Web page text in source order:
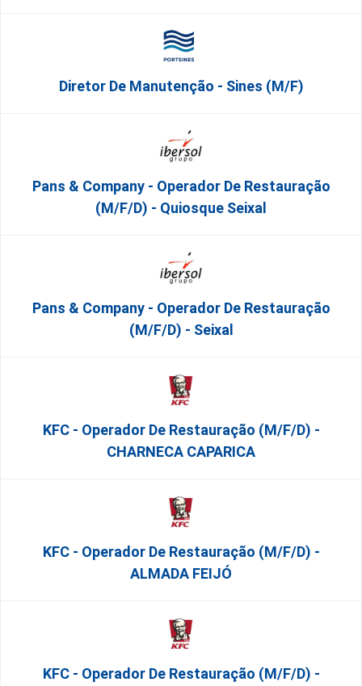
Diretor De Manutenção - Sines (m/f)
Pans & Company - Operador De Restauração
(m/f/d) - Quiosque Seixal
Pans & Company - Operador De Restauração
(m/f/d) - Seixal
KFC - Operador De Restauração (m/f/d) -
CHARNECA CAPARICA
KFC - Operador De Restauração (m/f/d) -
ALMADA FEIJÓ
KFC - Operador De Restauração (m/f/d) -